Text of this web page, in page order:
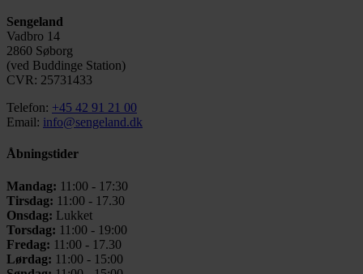
Sengeland
Vadbro 14
2860 Søborg
(ved Buddinge Station)
CVR: 25731433
Telefon: +45 42 91 21 00
Email: info@sengeland.dk
Åbningstider
Mandag: 11:00 - 17:30
Tirsdag: 11:00 - 17.30
Onsdag: Lukket
Torsdag: 11:00 - 19:00
Fredag: 11:00 - 17.30
Lørdag: 11:00 - 15:00